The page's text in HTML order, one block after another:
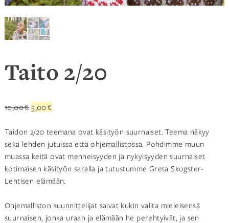
Taito 2/20
10,00€ Alkuperäinen
oli:
10,00 €.
5,00€Nykyinen
on:
5,00 €.
Taidon 2/20 teemana ovat käsityön suurnaiset. Teema näkyy
sekä lehden jutuissa että ohjemallistossa. Pohdimme muun
muassa keitä ovat menneisyyden ja nykyisyyden suurnaiset
kotimaisen käsityön saralla ja tutustumme Greta Skogster-
Lehtisen elämään.
Ohjemalliston suunnittelijat saivat kukin valita mieleisensä
suurnaisen, jonka uraan ja elämään he perehtyivät, ja sen